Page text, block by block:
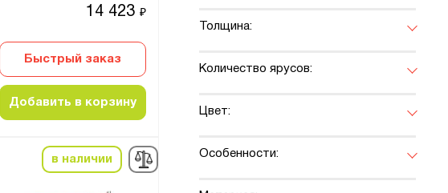
14 423 ₽
Быстрый заказ
Добавить в корзину
в наличии
Толщина:
Количество ярусов:
Цвет:
Особенности: